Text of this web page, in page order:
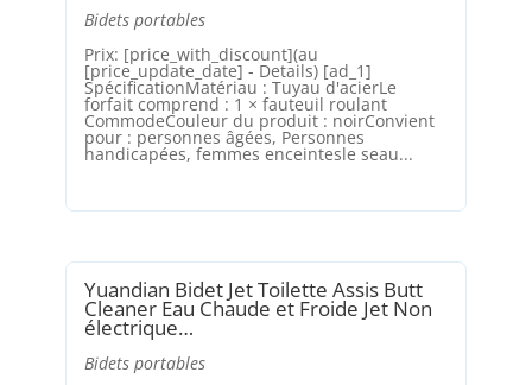
Bidets portables
Prix: [price_with_discount](au
[price_update_date] - Details) [ad_1]
SpécificationMatériau : Tuyau d'acierLe
forfait comprend : 1 × fauteuil roulant
CommodeCouleur du produit : noirConvient
pour : personnes âgées, Personnes
handicapées, femmes enceintesle seau...
Yuandian Bidet Jet Toilette Assis Butt
Cleaner Eau Chaude et Froide Jet Non
électrique…
Bidets portables